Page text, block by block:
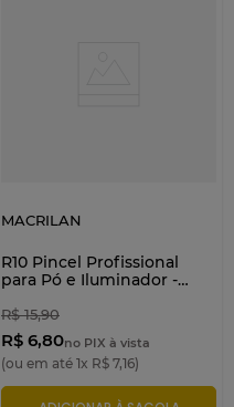
MACRILAN
R10 Pincel Profissional
para Pó e Iluminador -
R$ 15,90
R$ 6,80no PIX à vista
(ou em até 1x R$ 7,16)